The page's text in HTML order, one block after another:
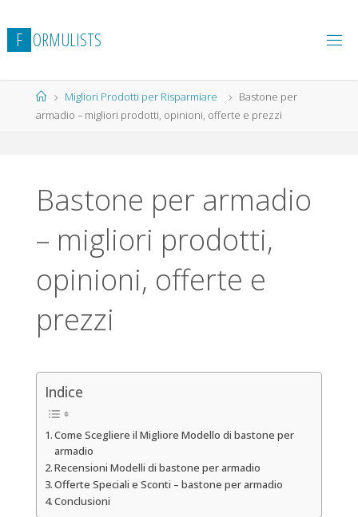
al
contenuto
F ORMULISTS
HomeMigliori Prodotti per Risparmiare
Bastone per
armadio – migliori prodotti, opinioni, offerte e prezzi
Bastone per armadio
– migliori prodotti,
opinioni, offerte e
prezzi
Indice
Come Scegliere il Migliore Modello di bastone per
armadio
Recensioni Modelli di bastone per armadio
Offerte Speciali e Sconti – bastone per armadio
Conclusioni